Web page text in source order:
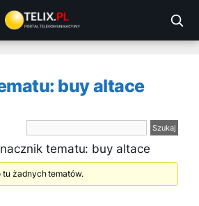
buy altace
tematu: buy altace
tu żadnych tematów.